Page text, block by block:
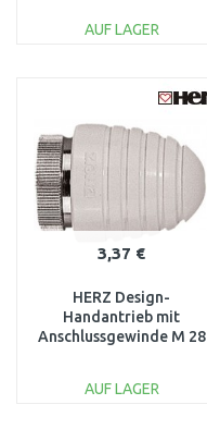
AUF LAGER
3,37 €
HERZ Design-
Handantrieb mit
Anschlussgewinde M 28
AUF LAGER